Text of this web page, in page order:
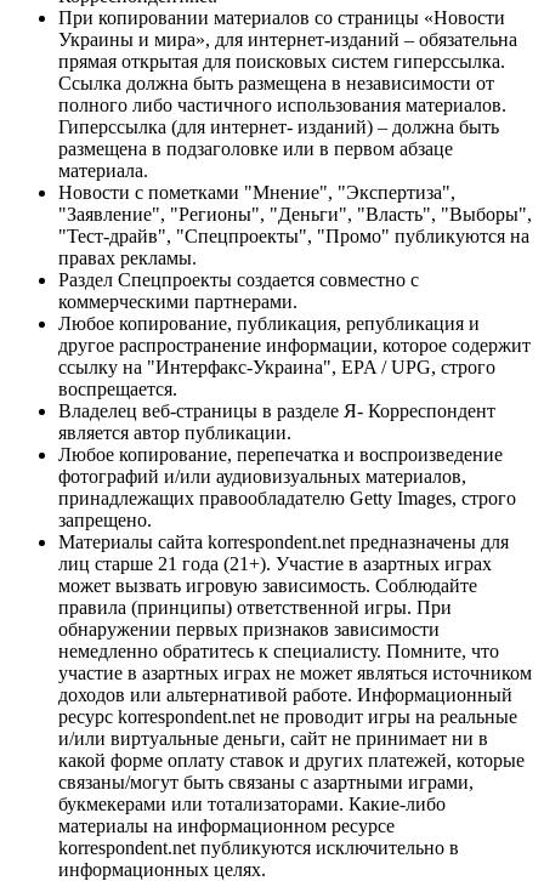
При копировании материалов со страницы «Новости
Украины и мира», для интернет-изданий – обязательна
прямая открытая для поисковых систем гиперссылка.
Ссылка должна быть размещена в независимости от
полного либо частичного использования материалов.
Гиперссылка (для интернет- изданий) – должна быть
размещена в подзаголовке или в первом абзаце
материала.
Новости с пометками "Мнение", "Экспертиза",
"Заявление", "Регионы", "Деньги", "Власть", "Выборы",
"Тест-драйв", "Спецпроекты", "Промо" публикуются на
правах рекламы.
Раздел Спецпроекты создается совместно с
коммерческими партнерами.
Любое копирование, публикация, републикация и
другое распространение информации, которое содержит
ссылку на "Интерфакс-Украина", EPA / UPG, строго
воспрещается.
Владелец веб-страницы в разделе Я- Корреспондент
является автор публикации.
Любое копирование, перепечатка и воспроизведение
фотографий и/или аудиовизуальных материалов,
принадлежащих правообладателю Getty Images, строго
запрещено.
Материалы сайта korrespondent.net предназначены для
лиц старше 21 года (21+). Участие в азартных играх
может вызвать игровую зависимость. Соблюдайте
правила (принципы) ответственной игры. При
обнаружении первых признаков зависимости
немедленно обратитесь к специалисту. Помните, что
участие в азартных играх не может являться источником
доходов или альтернативой работе. Информационный
ресурс korrespondent.net не проводит игры на реальные
и/или виртуальные деньги, сайт не принимает ни в
какой форме оплату ставок и других платежей, которые
связаны/могут быть связаны с азартными играми,
букмекерами или тотализаторами. Какие-либо
материалы на информационном ресурсе
korrespondent.net публикуются исключительно в
информационных целях.